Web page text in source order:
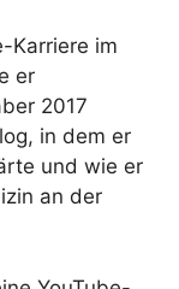
Karriere im
er
2017
in dem er
und wie er
an der